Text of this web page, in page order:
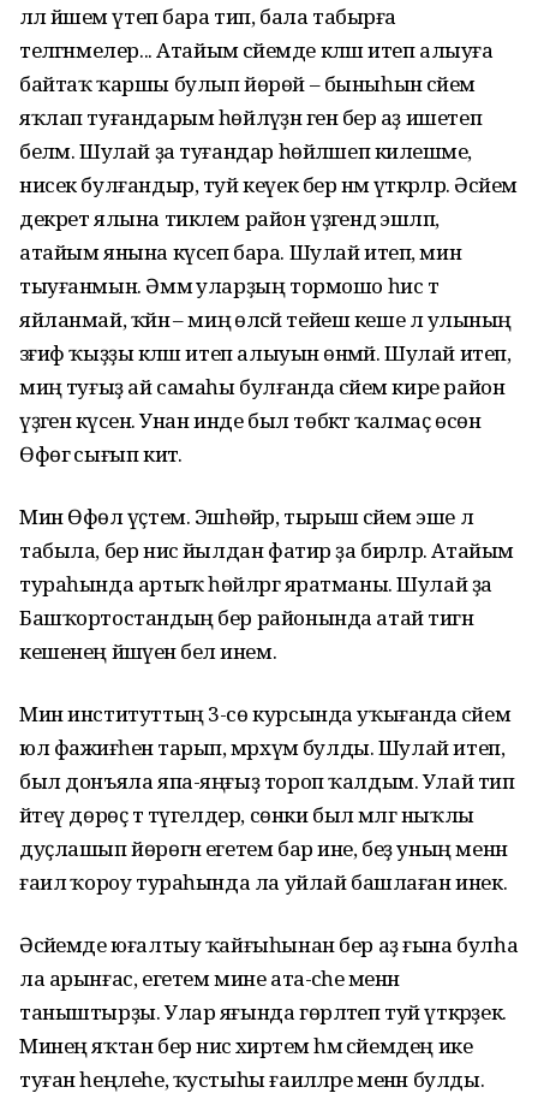
әллә йәшем үтеп бара тип, бала табырға
теләгәнмелер... Атайым әсәйемде кәләш итеп алыуға
байтаҡ ҡаршы булып йөрөй – быныһын әсәйем
яҡлап туғандарым һөйләүҙән генә бер аҙ ишетеп
беләм. Шулай ҙа туғандар һөйләшеп килешәме,
нисек булғандыр, туй кеүек бер нәмә үткәрәләр. Әсәйем
декрет ялына тиклем район үҙәгендә эшләп,
атайым янына күсеп бара. Шулай итеп, мин
тыуғанмын. Әммә уларҙың тормошо һис тә
яйланмай, ҡәйнә – миңә өләсәй тейеш кеше лә улының
зәғиф ҡыҙҙы кәләш итеп алыуын өнәмәй. Шулай итеп,
миңә туғыҙ ай самаһы булғанда әсәйем кире район
үҙәгенә күсенә. Унан инде был төбәктә ҡалмаҫ өсөн
Өфөгә сығып китә.
Мин Өфөлә үҫтем. Эшһөйәр, тырыш әсәйемә эше лә
табыла, бер нисә йылдан фатир ҙа бирәләр. Атайым
тураһында артыҡ һөйләргә яратманы. Шулай ҙа
Башҡортостандың бер районында атай тигән
кешенең йәшәүен белә инем.
Мин институттың 3-сө курсында уҡығанда әсәйем
юл фажиғәһенә тарып, мәрхүмә булды. Шулай итеп,
был донъяла япа-яңғыҙ тороп ҡалдым. Улай тип
әйтеү дөрөҫ тә түгелдер, сөнки был мәлгә ныҡлы
дуҫлашып йөрөгән егетем бар ине, беҙ уның менән
ғаилә ҡороу тураһында ла уйлай башлаған инек.
Әсәйемде юғалтыу ҡайғыһынан бер аҙ ғына булһа
ла арынғас, егетем мине ата-әсәһе менән
таныштырҙы. Улар яғында гөрләтеп туй үткәрҙек.
Минең яҡтан бер нисә әхирәтем һәм әсәйемдең ике
туған һеңлеһе, ҡустыһы ғаиләләре менән булды.